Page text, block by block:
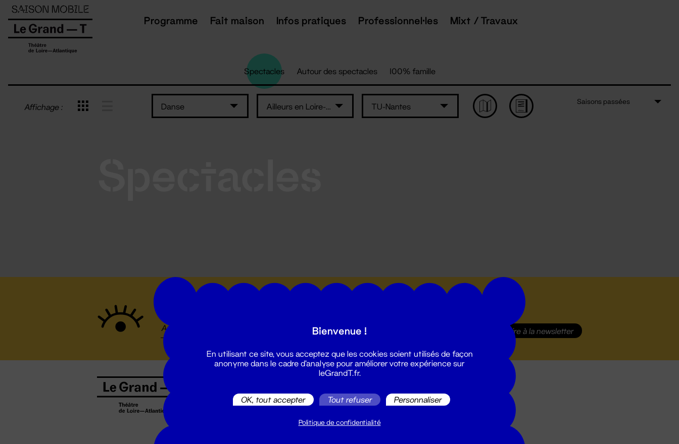
Programme Fait maison Infos pratiques Professionnel·les Mixt / Travaux
Spectacles Autour des spectacles 100% famille
Affichage : Danse Ailleurs en Loire-Atlantique TU-Nantes
Saisons passées
S'inscrire à la newsletter
02 51 88 25 25
billetterie@leGrandT.fr
Du lundi au vendredi 14h → 18h
Panneau de gestion des cookies
Bienvenue !
En utilisant ce site, vous acceptez que les cookies soient utilisés de façon
anonyme dans le cadre d'analyse pour améliorer votre expérience sur
leGrandT.fr.
OK, tout accepter Tout refuser Personnaliser
Politique de confidentialité